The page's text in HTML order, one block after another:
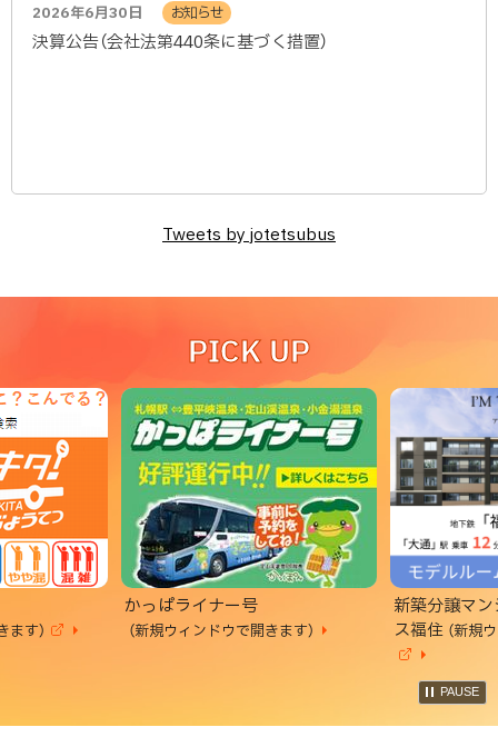
2026年6月30日 お知らせ
決算公告（会社法第440条に基づく措置）
Tweets by jotetsubus
に
戻
る
PICK UP
す）
イ
かっぱライナー号
（新規ウィンドウで開きます）
新築分譲マ
ス福住 （新規
サ
PAUSE